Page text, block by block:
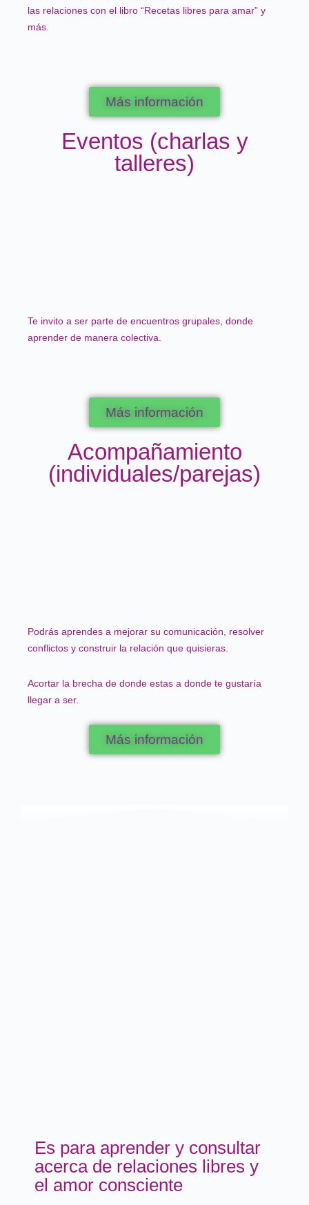
las relaciones con el libro “Recetas libres para amar” y
más.
Más información
Eventos (charlas y
talleres)
Te invito a ser parte de encuentros grupales, donde
aprender de manera colectiva.
Más información
Acompañamiento
(individuales/parejas)
Podrás aprendes a mejorar su comunicación, resolver
conflictos y construir la relación que quisieras.
Acortar la brecha de donde estas a donde te gustaría
llegar a ser.
Más información
Es para aprender y consultar
acerca de relaciones libres y
el amor consciente